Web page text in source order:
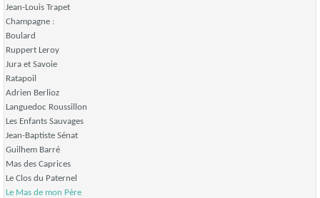
Jean-Louis Trapet
Champagne :
Boulard
Ruppert Leroy
Jura et Savoie
Ratapoil
Adrien Berlioz
Languedoc Roussillon
Les Enfants Sauvages
Jean-Baptiste Sénat
Guilhem Barré
Mas des Caprices
Le Clos du Paternel
Le Mas de mon Père